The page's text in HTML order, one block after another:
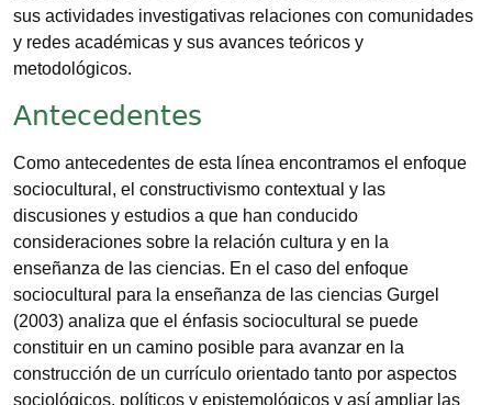
sus actividades investigativas relaciones con comunidades
y redes académicas y sus avances teóricos y
metodológicos.
Antecedentes
Como antecedentes de esta línea encontramos el enfoque
sociocultural, el constructivismo contextual y las
discusiones y estudios a que han conducido
consideraciones sobre la relación cultura y en la
enseñanza de las ciencias. En el caso del enfoque
sociocultural para la enseñanza de las ciencias Gurgel
(2003) analiza que el énfasis sociocultural se puede
constituir en un camino posible para avanzar en la
construcción de un currículo orientado tanto por aspectos
sociológicos, políticos y epistemológicos y así ampliar las